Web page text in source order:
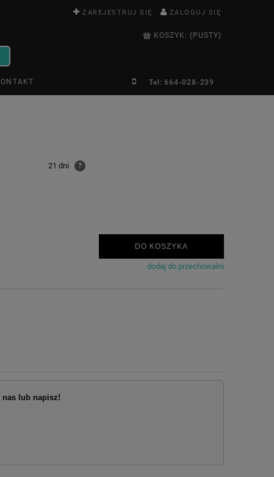
ZAREJESTRUJ SIĘ ZALOGUJ SIĘ
KOSZYK: (PUSTY)
Tel: 664-028-239
21 dni ?
DO KOSZYKA
dodaj do przechowalni
lub napisz!